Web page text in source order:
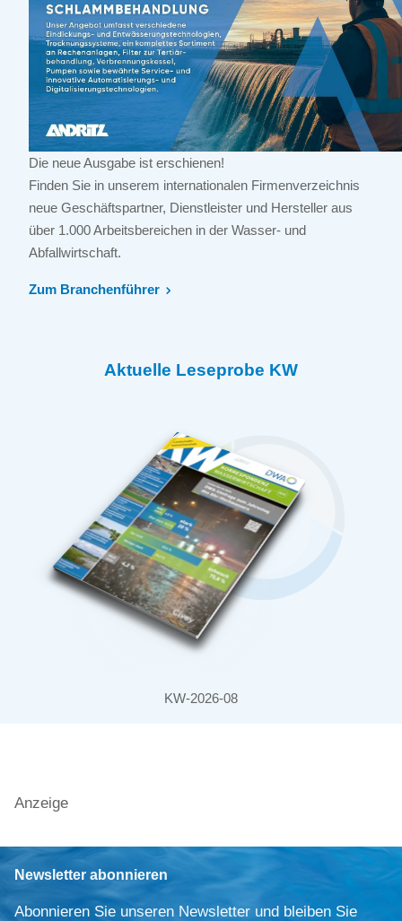
Die neue Ausgabe ist erschienen!
Finden Sie in unserem internationalen Firmenverzeichnis
neue Geschäftspartner, Dienstleister und Hersteller aus
über 1.000 Arbeitsbereichen in der Wasser- und
Abfallwirtschaft.
Zum Branchenführer
Aktuelle Leseprobe KW
KW-2026-08
Anzeige
Newsletter abonnieren
Abonnieren Sie unseren Newsletter und bleiben Sie